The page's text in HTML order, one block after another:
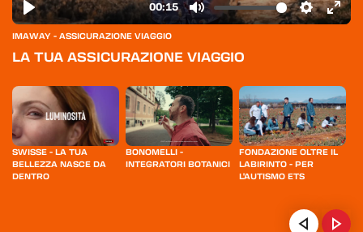
IMAWAY - ASSICURAZIONE VIAGGIO
LA TUA ASSICURAZIONE VIAGGIO
SWISSE - LA TUA
BELLEZZA NASCE DA
DENTRO
BONOMELLI -
INTEGRATORI BOTANICI
FONDAZIONE OLTRE IL
LABIRINTO - PER
L'AUTISMO ETS